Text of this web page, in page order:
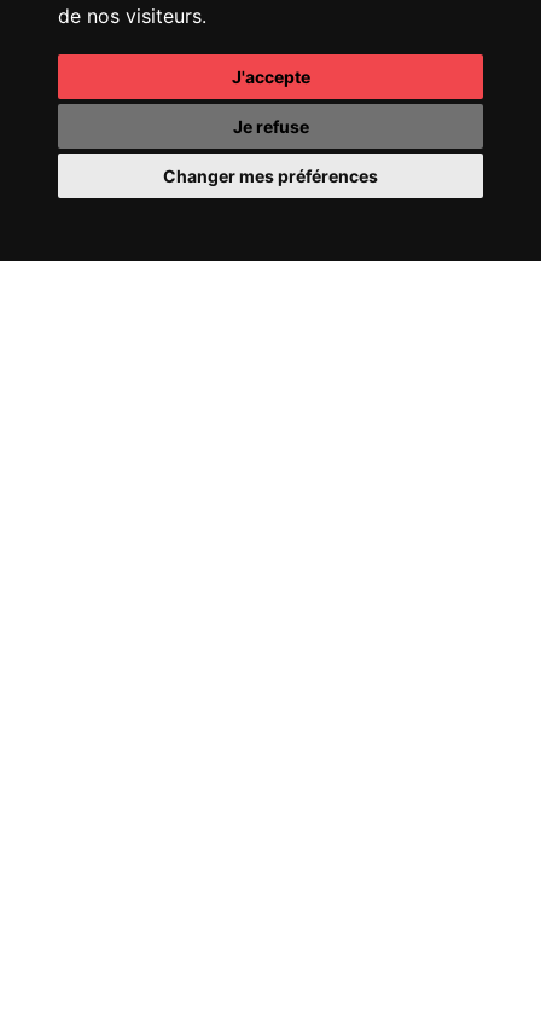
de nos visiteurs.
J'accepte
Je refuse
Changer mes préférences
CHANEL
MADEMOISELLE